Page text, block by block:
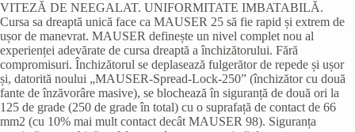
VITEZĂ DE NEEGALAT. UNIFORMITATE IMBATABILĂ.
Cursa sa dreaptă unică face ca MAUSER 25 să fie rapid și extrem de
ușor de manevrat. MAUSER definește un nivel complet nou al
experienței adevărate de cursa dreaptă a închizătorului. Fără
compromisuri. Închizătorul se deplasează fulgerător de repede și ușor
și, datorită noului „MAUSER-Spread-Lock-250” (închizător cu două
fante de înzăvorâre masive), se blochează în siguranță de două ori la
125 de grade (250 de grade în total) cu o suprafață de contact de 66
mm2 (cu 10% mai mult contact decât MAUSER 98). Siguranța